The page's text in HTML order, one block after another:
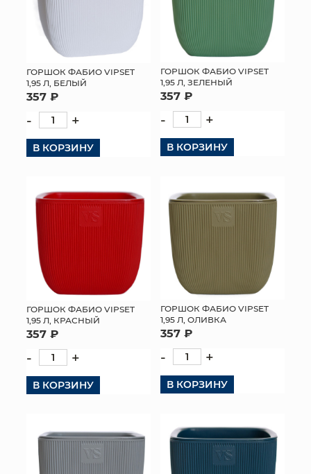
ГОРШОК ФАБИО VIPSET
1,95 Л, БЕЛЫЙ
357 ₽
- +
В КОРЗИНУ
ГОРШОК ФАБИО VIPSET
1,95 Л, ЗЕЛЕНЫЙ
357 ₽
- +
В КОРЗИНУ
ГОРШОК ФАБИО VIPSET
1,95 Л, КРАСНЫЙ
357 ₽
- +
В КОРЗИНУ
ГОРШОК ФАБИО VIPSET
1,95 Л, ОЛИВКА
357 ₽
- +
В КОРЗИНУ